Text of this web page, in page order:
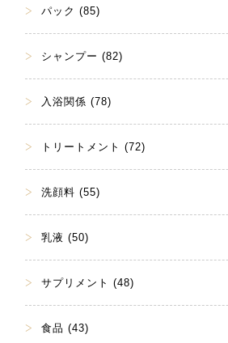
パック (85)
シャンプー (82)
入浴関係 (78)
トリートメント (72)
洗顔料 (55)
乳液 (50)
サプリメント (48)
食品 (43)